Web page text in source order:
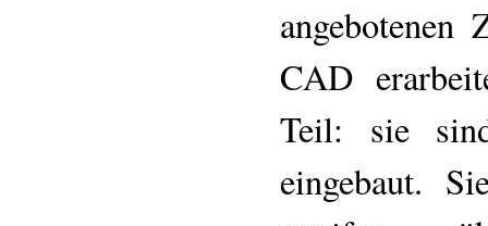
CAD
Teil: sie
eingebaut.